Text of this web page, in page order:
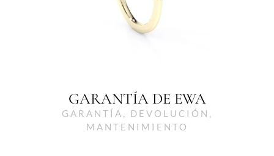
GARANTÍA DE EWA
GARANTÍA, DEVOLUCIÓN,
MANTENIMIENTO